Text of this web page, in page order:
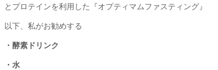
とプロテインを利用した『オプティマムファスティング』
以下、私がお勧めする
・酵素ドリンク
・水